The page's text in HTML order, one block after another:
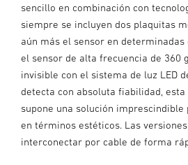
sencillo en combinación con
siempre se incluyen dos plaquitas
aún más el sensor en determinadas
el sensor de alta frecuencia de 360
invisible con el sistema de luz LED
detecta con absoluta fiabilidad,
supone una solución
en términos estéticos. Las
interconectar por cable de forma